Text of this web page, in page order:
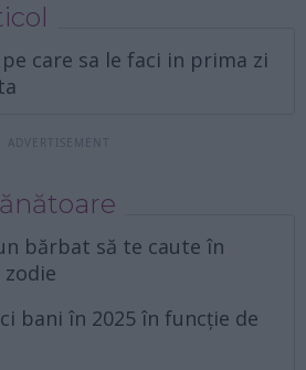
care sa le faci in prima zi
bărbat să te caute în
bani în 2025 în funcție de